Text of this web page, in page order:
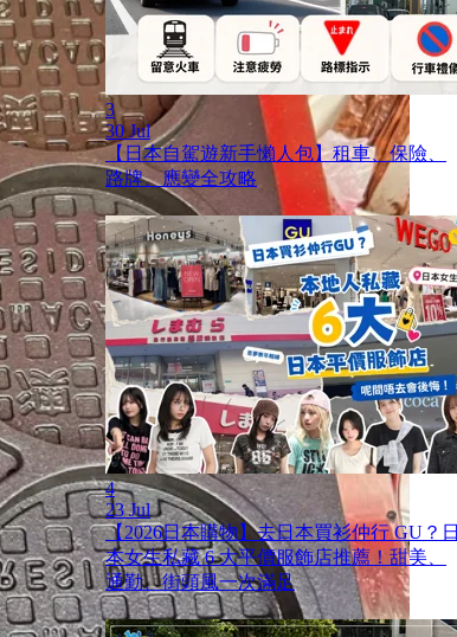
3
30 Jul
【日本自駕遊新手懶人包】租車、保險、
路牌、應變全攻略
4
23 Jul
【2026日本購物】去日本買衫仲行 GU？日
本女生私藏 6 大平價服飾店推薦！甜美、
通勤、街頭風一次滿足